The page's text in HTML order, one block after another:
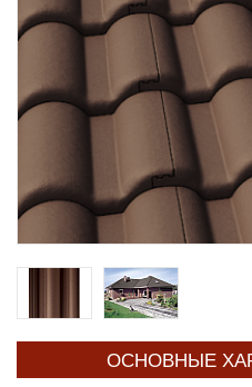
ОСНОВНЫЕ